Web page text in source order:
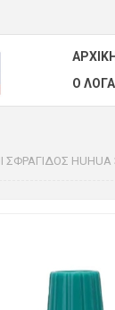
Ο
ΣΦΡΑΓΙΔΟΣ HUHUA